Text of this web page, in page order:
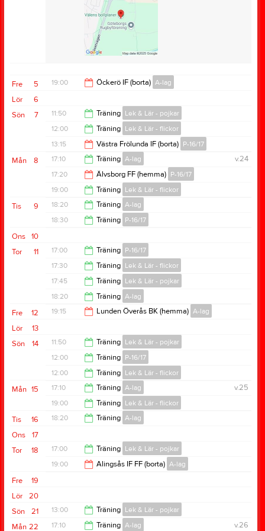
Samlingstid:
Samlingsinformation: Samling 17.40
Anteckning:Samling 17.40. Träningen sätter igång
17.45. Kom i tid!!
5
Fre 19:00 Öckerö IF (borta) A-lag
21:00
6
Lör
7
Sön 11:50 Träning Lek & Lär - pojkar
13:15
12:00 Träning Lek & Lär - flickor
13:15
13:15 Västra Frölunda IF (borta) P-16/17
15:15
8
Mån v.24
17:10 Träning A-lag
18:30
17:20 Älvsborg FF (hemma) P-16/17
18:30
19:00 Träning Lek & Lär - flickor
20:00
9
Tis 18:20 Träning A-lag
18:30 Träning P-16/17
20:00
10
Ons
11
Tor 17:00 Träning P-16/17
18:30
17:30 Träning Lek & Lär - flickor
18:30
17:45 Träning Lek & Lär - pojkar
18:45
18:20 Träning A-lag
12
Fre 19:15 Lunden Överås BK (hemma) A-lag
21:15
13
Lör
14
Sön 11:50 Träning Lek & Lär - pojkar
13:15
12:00 Träning P-16/17
13:30
12:00 Träning Lek & Lär - flickor
13:15
15
Mån v.25
17:10 Träning A-lag
18:30
19:00 Träning Lek & Lär - flickor
16
Tis 18:20 Träning A-lag
20:00
17
Ons
18
Tor 17:00 Träning Lek & Lär - pojkar
19:00 Alingsås IF FF (borta) A-lag
19
Fre
20
Lör
21
Sön 13:00 Träning Lek & Lär - pojkar
22
Mån v.26
17:10 Träning A-lag